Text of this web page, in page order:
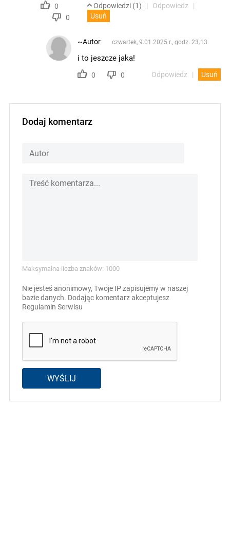
0
0
Odpowiedzi (1)
Odpowiedz
Usuń
~Autor czwartek, 9.01.2025 r., godz. 23.13
i to jeszcze jaka!
0 0 Odpowiedz Usuń
Dodaj komentarz
Maksymalna liczba znaków: 1000
Nie jesteś anonimowy, Twoje IP zapisujemy w naszej
bazie danych. Dodając komentarz akceptujesz
Regulamin Serwisu
WYŚLIJ